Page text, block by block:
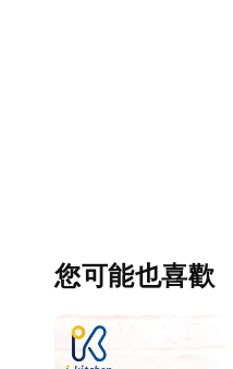
您可能也喜歡